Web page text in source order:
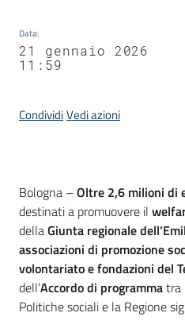
Data:
21 gennaio 2026
11:59
CondividiVedi azioni
Contenuto
Bologna – Oltre 2,6 milioni di
destinati a promuovere il
dellaGiunta regionale
associazioni di promozione
volontariato e fondazioni del
dell’Accordo di programmatra
Politiche sociali e la Regione